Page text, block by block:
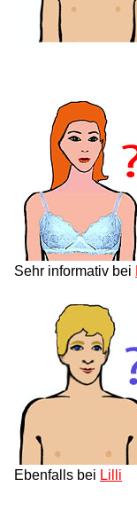
Sehr informativ bei
Ebenfalls bei Lilli